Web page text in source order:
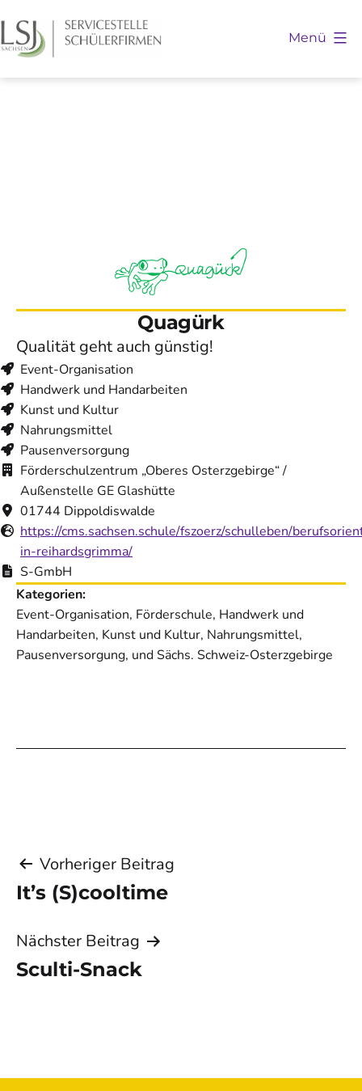
Inhalt
springen
Menü
Quagürk
Qualität geht auch günstig!
Event-Organisation
Handwerk und Handarbeiten
Kunst und Kultur
Nahrungsmittel
Pausenversorgung
Förderschulzentrum „Oberes Osterzgebirge“ /
Außenstelle GE Glashütte
01744 Dippoldiswalde
https://cms.sachsen.schule/fszoerz/schulleben/
in-reihardsgrimma/
S-GmbH
Kategorien:
Event-Organisation, Förderschule, Handwerk und
Handarbeiten, Kunst und Kultur, Nahrungsmittel,
Pausenversorgung, und Sächs. Schweiz-Osterzgebirge
Beitragsnavigation
Vorheriger Beitrag
It’s (S)cooltime
Nächster Beitrag
Sculti-Snack